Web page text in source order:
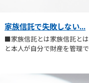
家族信託で失敗しない...
■家族信託とは家族信託と
と本人が自分で財産を管理